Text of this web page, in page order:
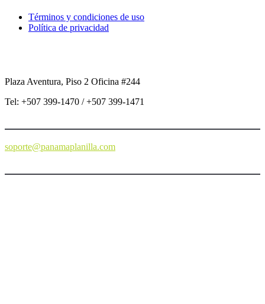
Términos y condiciones de uso
Política de privacidad
Plaza Aventura, Piso 2 Oficina #244
Tel: +507 399-1470 / +507 399-1471
soporte@panamaplanilla.com